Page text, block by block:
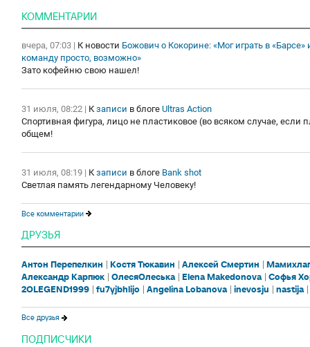
КОММЕНТАРИИ
вчера, 07:03 | К новости Божович о Кокорине: «Мог играть в
команду просто, возможно»
Зато кофейню свою нашел!
31 июля, 08:22 | К записи в блоге Ultras Action
Спортивная фигура, лицо не пластиковое (во всяком случае, если
общем!
31 июля, 08:19 | К записи в блоге Bank shot
Светлая память легендарному Человеку!
Все комментарии
ДРУЗЬЯ
Антон Перепелкин Костя Тюкавин Алексей Смертин
Александр Карпюк ОлесяОлеська Elena Makedonova Софья
2OLEGEND1999 fu7yjbhlijo Angelina Lobanova inevosju nastija
Все друзья
ПОДПИСЧИКИ